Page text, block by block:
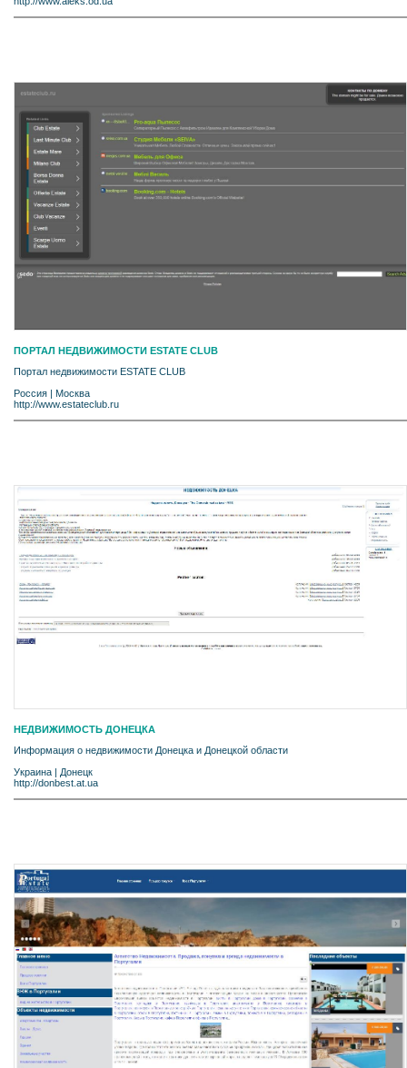
ПОРТАЛ НЕДВИЖИМОСТИ ESTATE CLUB
Портал недвижимости ESTATE CLUB
Россия | Москва
http://www.estateclub.ru
НЕДВИЖИМОСТЬ ДОНЕЦКА
Информация о недвижимости Донецка и Донецкой области
Украина | Донецк
http://donbest.at.ua